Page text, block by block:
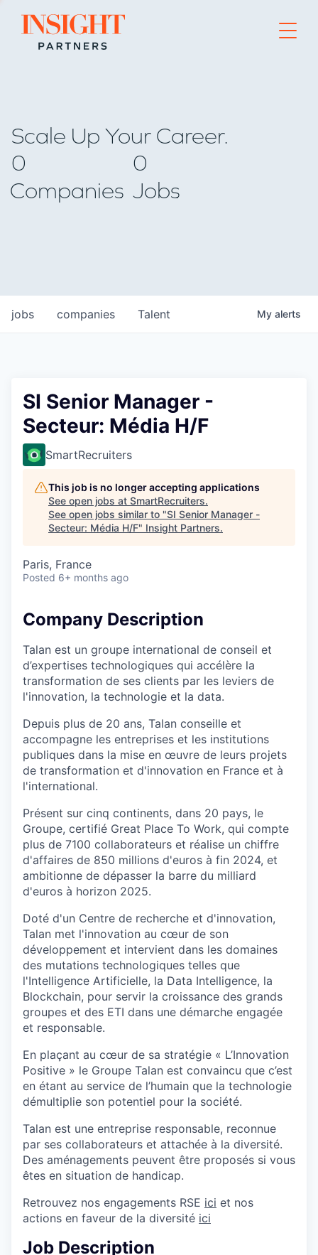
Go to home page
Scale Up Your Career.
0
Companies
0
Jobs
jobs companies Talent My alerts
SI Senior Manager -
Secteur: Média H/F
SmartRecruiters
This job is no longer accepting applications
See open jobs at SmartRecruiters.
See open jobs similar to "SI Senior Manager -
Secteur: Média H/F" Insight Partners.
Paris, France
Posted 6+ months ago
Company Description
Talan est un groupe international de conseil et
d’expertises technologiques qui accélère la
transformation de ses clients par les leviers de
l'innovation, la technologie et la data.
Depuis plus de 20 ans, Talan conseille et
accompagne les entreprises et les institutions
publiques dans la mise en œuvre de leurs projets
de transformation et d'innovation en France et à
l'international.
Présent sur cinq continents, dans 20 pays, le
Groupe, certifié Great Place To Work, qui compte
plus de 7100 collaborateurs et réalise un chiffre
d'affaires de 850 millions d'euros à fin 2024, et
ambitionne de dépasser la barre du milliard
d'euros à horizon 2025.
Doté d'un Centre de recherche et d'innovation,
Talan met l'innovation au cœur de son
développement et intervient dans les domaines
des mutations technologiques telles que
l'Intelligence Artificielle, la Data Intelligence, la
Blockchain, pour servir la croissance des grands
groupes et des ETI dans une démarche engagée
et responsable.
En plaçant au cœur de sa stratégie « L’Innovation
Positive » le Groupe Talan est convaincu que c’est
en étant au service de l’humain que la technologie
démultiplie son potentiel pour la société.
Talan est une entreprise responsable, reconnue
par ses collaborateurs et attachée à la diversité.
Des aménagements peuvent être proposés si vous
êtes en situation de handicap.
Retrouvez nos engagements RSE ici et nos
actions en faveur de la diversité ici
Job Description